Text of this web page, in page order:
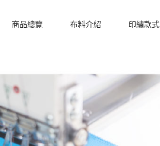
商品總覽 布料介紹 印繡款式